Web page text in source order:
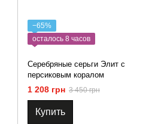
−65%
осталось 8 часов
Серебряные серьги Элит с
персиковым коралом
1 208 грн 3 450 грн
Купить